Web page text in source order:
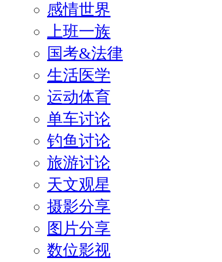
感情世界
上班一族
国考&法律
生活医学
运动体育
单车讨论
钓鱼讨论
旅游讨论
天文观星
摄影分享
图片分享
数位影视